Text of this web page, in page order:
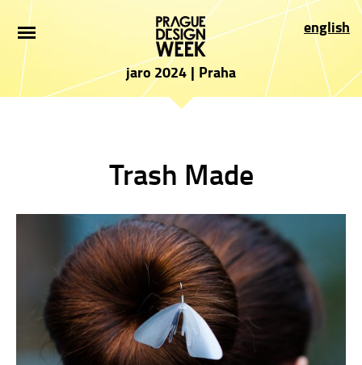
english
jaro 2024 | Praha
Trash Made
ÚVOD
NOVINKY
PRO NÁVŠTĚVNÍKY
PARTNEŘI
PŘIHLÁŠKA
PRESS
O AKCI